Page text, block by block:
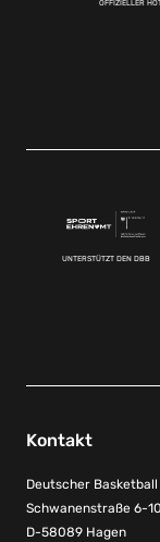
OFFIZIELLER
UNTERSTÜTZT DEN DBB
Kontakt
Deutscher Basketball
Schwanenstraße 6-10
D-58089 Hagen